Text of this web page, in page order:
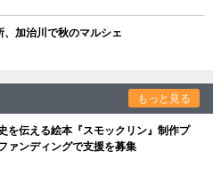
加治川で秋のマルシェ
もっと見る
を伝える絵本『スモックリン』制作プ
ァンディングで支援を募集